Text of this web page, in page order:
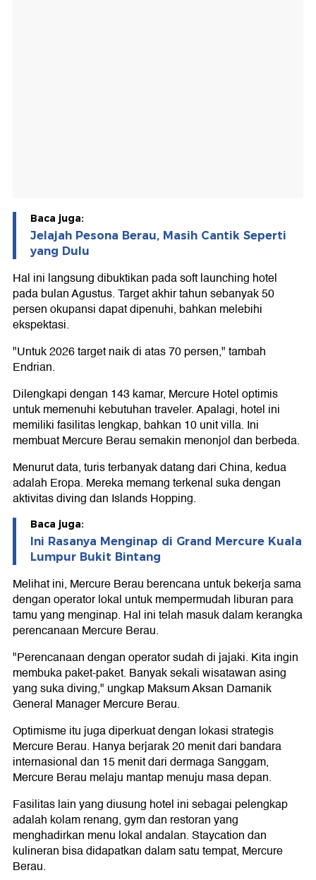
Baca juga:
Jelajah Pesona Berau, Masih Cantik Seperti
yang Dulu
Hal ini langsung dibuktikan pada soft launching hotel
pada bulan Agustus. Target akhir tahun sebanyak 50
persen okupansi dapat dipenuhi, bahkan melebihi
ekspektasi.
"Untuk 2026 target naik di atas 70 persen," tambah
Endrian.
Dilengkapi dengan 143 kamar, Mercure Hotel optimis
untuk memenuhi kebutuhan traveler. Apalagi, hotel ini
memiliki fasilitas lengkap, bahkan 10 unit villa. Ini
membuat Mercure Berau semakin menonjol dan berbeda.
Menurut data, turis terbanyak datang dari China, kedua
adalah Eropa. Mereka memang terkenal suka dengan
aktivitas diving dan Islands Hopping.
Baca juga:
Ini Rasanya Menginap di Grand Mercure Kuala
Lumpur Bukit Bintang
Melihat ini, Mercure Berau berencana untuk bekerja sama
dengan operator lokal untuk mempermudah liburan para
tamu yang menginap. Hal ini telah masuk dalam kerangka
perencanaan Mercure Berau.
"Perencanaan dengan operator sudah di jajaki. Kita ingin
membuka paket-paket. Banyak sekali wisatawan asing
yang suka diving," ungkap Maksum Aksan Damanik
General Manager Mercure Berau.
Optimisme itu juga diperkuat dengan lokasi strategis
Mercure Berau. Hanya berjarak 20 menit dari bandara
internasional dan 15 menit dari dermaga Sanggam,
Mercure Berau melaju mantap menuju masa depan.
Fasilitas lain yang diusung hotel ini sebagai pelengkap
adalah kolam renang, gym dan restoran yang
menghadirkan menu lokal andalan. Staycation dan
kulineran bisa didapatkan dalam satu tempat, Mercure
Berau.